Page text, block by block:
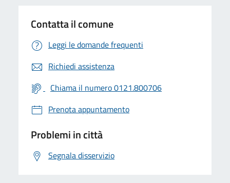
Contatta il comune
Leggi le domande frequenti
Richiedi assistenza
Chiama il numero 0121.800706
Prenota appuntamento
Problemi in città
Segnala disservizio